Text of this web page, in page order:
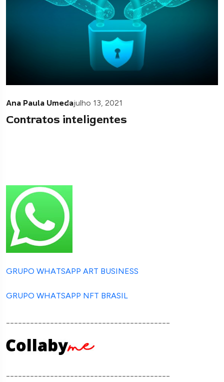
Ana Paula Umedajulho 13, 2021
Contratos inteligentes
GRUPO WHATSAPP ART BUSINESS
GRUPO WHATSAPP NFT BRASIL